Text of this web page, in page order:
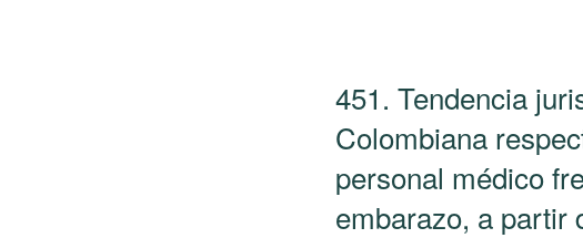
EL
451. Tendencia
Colombiana
personal médico
embarazo, a partir